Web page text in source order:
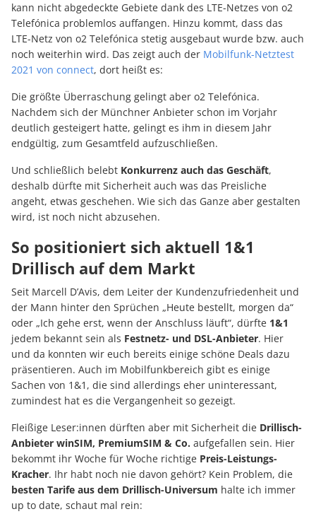
kann nicht abgedeckte Gebiete dank des LTE-Netzes von o2
Telefónica problemlos auffangen. Hinzu kommt, dass das
LTE-Netz von o2 Telefónica stetig ausgebaut wurde bzw. auch
noch weiterhin wird. Das zeigt auch der Mobilfunk-Netztest
2021 von connect, dort heißt es:
Die größte Überraschung gelingt aber o2 Telefónica.
Nachdem sich der Münchner Anbieter schon im Vorjahr
deutlich gesteigert hatte, gelingt es ihm in diesem Jahr
endgültig, zum Gesamtfeld aufzuschließen.
Und schließlich belebt Konkurrenz auch das Geschäft,
deshalb dürfte mit Sicherheit auch was das Preisliche
angeht, etwas geschehen. Wie sich das Ganze aber gestalten
wird, ist noch nicht abzusehen.
So positioniert sich aktuell 1&1
Drillisch auf dem Markt
Seit Marcell D’Avis, dem Leiter der Kundenzufriedenheit und
der Mann hinter den Sprüchen „Heute bestellt, morgen da“
oder „Ich gehe erst, wenn der Anschluss läuft“, dürfte 1&1
jedem bekannt sein als Festnetz- und DSL-Anbieter. Hier
und da konnten wir euch bereits einige schöne Deals dazu
präsentieren. Auch im Mobilfunkbereich gibt es einige
Sachen von 1&1, die sind allerdings eher uninteressant,
zumindest hat es die Vergangenheit so gezeigt.
Fleißige Leser:innen dürften aber mit Sicherheit die Drillisch-
Anbieter winSIM, PremiumSIM & Co. aufgefallen sein. Hier
bekommt ihr Woche für Woche richtige Preis-Leistungs-
Kracher. Ihr habt noch nie davon gehört? Kein Problem, die
besten Tarife aus dem Drillisch-Universum halte ich immer
up to date, schaut mal rein: